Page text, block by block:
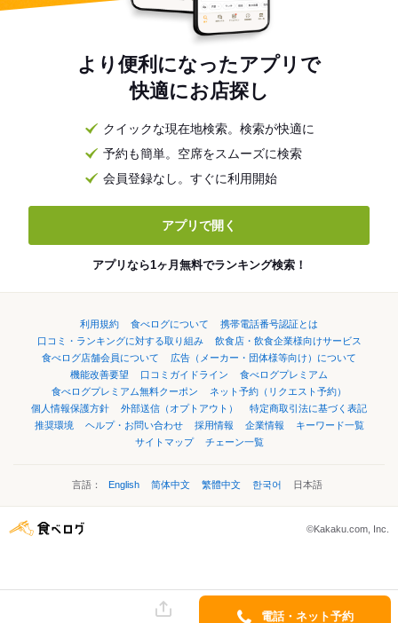
より便利になったアプリで
快適にお店探し
クイックな現在地検索。検索が快適に
予約も簡単。空席をスムーズに検索
会員登録なし。すぐに利用開始
アプリで開く
アプリなら1ヶ月無料でランキング検索！
利用規約 食べログについて
携帯電話番号認証とは
口コミ・ランキングに対する取り組み
飲食店・飲食企業様向けサービス
食べログ店舗会員について
広告（メーカー・団体様等向け）について
機能改善要望
口コミガイドライン
食べログプレミアム
食べログプレミアム無料クーポン
ネット予約（リクエスト予約）
個人情報保護方針
外部送信（オプトアウト）
特定商取引法に基づく表記
推奨環境
ヘルプ・お問い合わせ 採用情報 企業情報
キーワード一覧
サイトマップ
チェーン一覧
言語： English 简体中文 繁體中文 한국어 日本語
©Kakaku.com, Inc.
電話・ネット予約